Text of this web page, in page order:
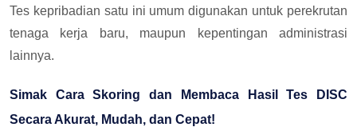
Tes kepribadian satu ini umum digunakan untuk perekrutan
tenaga kerja baru, maupun kepentingan administrasi
lainnya.
Simak Cara Skoring dan Membaca Hasil Tes DISC
Secara Akurat, Mudah, dan Cepat!